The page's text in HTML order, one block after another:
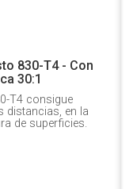
830-T4 - Con
30:1
T4 consigue
distancias, en la
de superficies.